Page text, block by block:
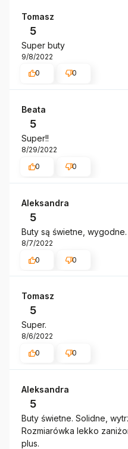
Tomasz
5
Super buty
9/8/2022
0
0
Beata
5
Super!!
8/29/2022
0
0
Aleksandra
5
Buty są świetne, wygodne.
8/7/2022
0
0
Tomasz
5
Super.
8/6/2022
0
0
Aleksandra
5
Buty świetne. Solidne,
Rozmiarówka lekko
plus.